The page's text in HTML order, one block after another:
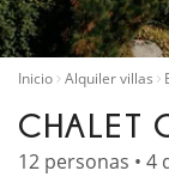
Inicio Alquiler villas
CHALET
12 personas • 4